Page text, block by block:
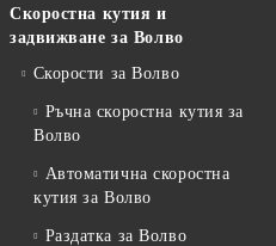
Скоростна кутия и
задвижване за Волво
Скорости за Волво
Ръчна скоростна кутия за
Волво
Автоматична скоростна
кутия за Волво
Раздатка за Волво